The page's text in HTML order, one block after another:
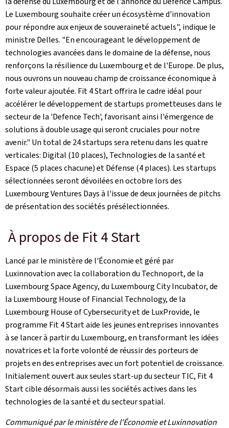
Le Luxembourg souhaite créer un écosystème d'innovation
pour répondre aux enjeux de souveraineté actuels", indique le
ministre Delles. "En encourageant le développement de
technologies avancées dans le domaine de la défense, nous
renforçons la résilience du Luxembourg et de l'Europe. De plus,
nous ouvrons un nouveau champ de croissance économique à
forte valeur ajoutée. Fit 4 Startoffrira le cadre idéal pour
accélérer le développement de startups prometteuses dans le
secteur de la 'Defence Tech', favorisant ainsi l'émergence de
solutions à double usage qui seront cruciales pour notre
avenir." Un total de 24 startups sera retenu dans les quatre
verticales: Digital (10 places), Technologies de la santé et
Espace (5 places chacune) et Défense (4 places). Les startups
sélectionnées seront dévoilées en octobre lors des
Luxembourg Ventures Daysà l'issue de deux journées de pitchs
de présentation des sociétés présélectionnées.
À propos de Fit 4 Start
Lancé par le ministère de l'Économie et géré par
Luxinnovation avec la collaboration du Technoport, de la
Luxembourg Space Agency, du Luxembourg City Incubator,de
la Luxembourg House of Financial Technology, de la
Luxembourg House of Cybersecurityet de LuxProvide, le
programme Fit 4 Startaide les jeunes entreprises innovantes
à se lancer à partir du Luxembourg, en transformant les idées
novatrices et la forte volonté de réussir des porteurs de
projets en des entreprises avec un fort potentiel de croissance.
Initialement ouvert aux seules start-up du secteur TIC, Fit 4
Start cible désormais aussi les sociétés actives dans les
technologies de la santé et du secteur spatial.
Communiqué par le ministère de l'Économie et Luxinnovation